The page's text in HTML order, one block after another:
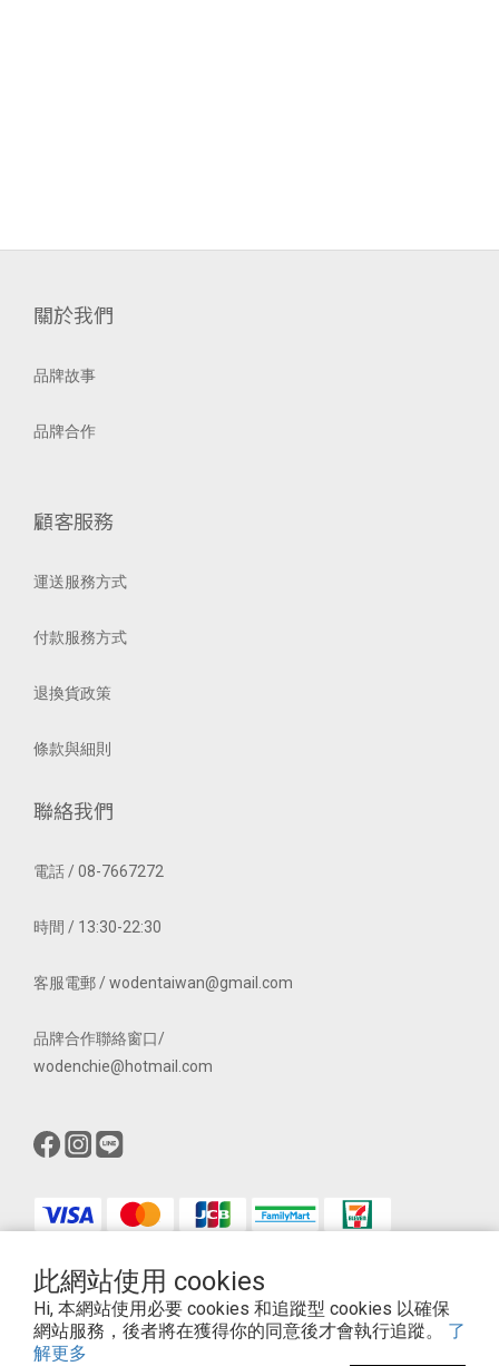
此網站使用 cookies
Hi, 本網站使用必要 cookies 和追蹤型 cookies 以確保
網站服務，後者將在獲得你的同意後才會執行追蹤。 了
解更多
關於我們
品牌故事
品牌合作
顧客服務
運送服務方式
付款服務方式
退換貨政策
條款與細則
聯絡我們
電話 / 08-7667272
時間 / 13:30-22:30
客服電郵 / wodentaiwan@gmail.com
品牌合作聯絡窗口/
wodenchie@hotmail.com
$ TWD 繁體中文